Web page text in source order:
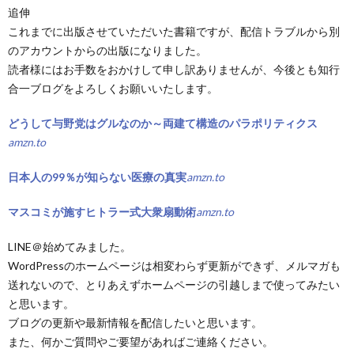
追伸
これまでに出版させていただいた書籍ですが、配信トラブルから別
のアカウントからの出版になりました。
読者様にはお手数をおかけして申し訳ありませんが、今後とも知行
合一ブログをよろしくお願いいたします。
どうして与野党はグルなのか～両建て構造のパラポリティクス
amzn.to
日本人の99％が知らない医療の真実amzn.to
マスコミが施すヒトラー式大衆扇動術amzn.to
LINE＠始めてみました。
WordPressのホームページは相変わらず更新ができず、メルマガも
送れないので、とりあえずホームページの引越しまで使ってみたい
と思います。
ブログの更新や最新情報を配信したいと思います。
また、何かご質問やご要望があればご連絡ください。